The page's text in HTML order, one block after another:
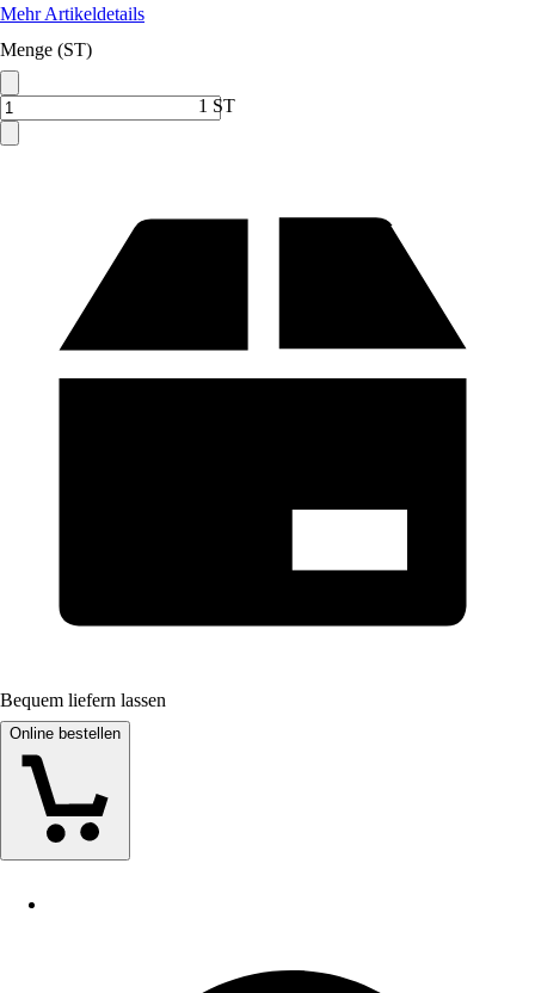
Mehr Artikeldetails
Menge (ST)
1 ST
Bequem liefern lassen
Online bestellen